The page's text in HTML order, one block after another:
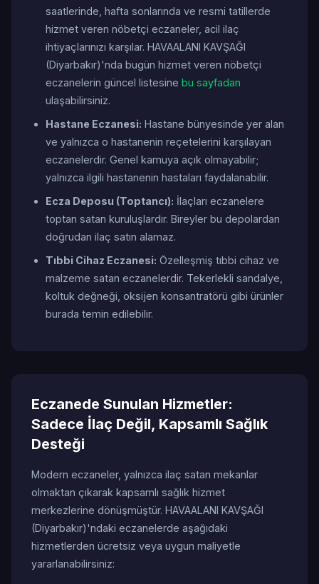
saatlerinde, hafta sonlarında ve resmi tatillerde
hizmet veren nöbetçi eczaneler, acil ilaç
ihtiyaçlarınızı karşılar. HAVAALANI KAVŞAĞI
(Diyarbakır)'nda bugün hizmet veren nöbetçi
eczanelerin güncel listesine bu sayfadan
ulaşabilirsiniz.
Hastane Eczanesi: Hastane bünyesinde yer alan
ve yalnızca o hastanenin reçetelerini karşılayan
eczanelerdir. Genel kamuya açık olmayabilir;
yalnızca ilgili hastanenin hastaları faydalanabilir.
Ecza Deposu (Toptancı): İlaçları eczanelere
toptan satan kuruluşlardır. Bireyler bu depolardan
doğrudan ilaç satın alamaz.
Tıbbi Cihaz Eczanesi: Özelleşmiş tıbbi cihaz ve
malzeme satan eczanelerdir. Tekerlekli sandalye,
koltuk değneği, oksijen konsantratörü gibi ürünler
burada temin edilebilir.
Eczanede Sunulan Hizmetler:
Sadece İlaç Değil, Kapsamlı Sağlık
Desteği
Modern eczaneler, yalnızca ilaç satan mekanlar
olmaktan çıkarak kapsamlı sağlık hizmet
merkezlerine dönüşmüştür. HAVAALANI KAVŞAĞI
(Diyarbakır)'ndaki eczanelerde aşağıdaki
hizmetlerden ücretsiz veya uygun maliyetle
yararlanabilirsiniz: